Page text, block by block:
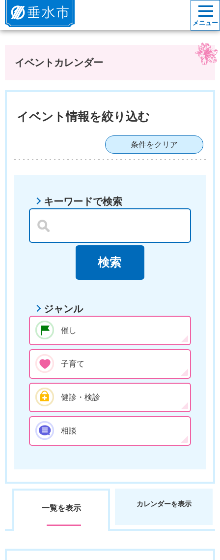
垂水市
メニュー
イベントカレンダー
イベント情報を絞り込む
条件をクリア
キーワードで検索
ジャンル
催し
子育て
健診・検診
相談
一覧を表示 カレンダーを表示